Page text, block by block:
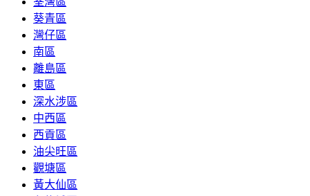
葵青區
灣仔區
南區
離島區
東區
深水涉區
中西區
西貢區
油尖旺區
觀塘區
黃大仙區